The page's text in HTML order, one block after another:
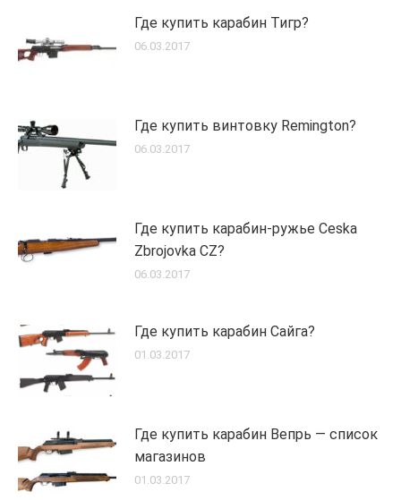
Где купить карабин Тигр?
06.03.2017
Где купить винтовку Remington?
06.03.2017
Где купить карабин-ружье Ceska
Zbrojovka CZ?
06.03.2017
Где купить карабин Сайга?
01.03.2017
Где купить карабин Вепрь — список
магазинов
01.03.2017